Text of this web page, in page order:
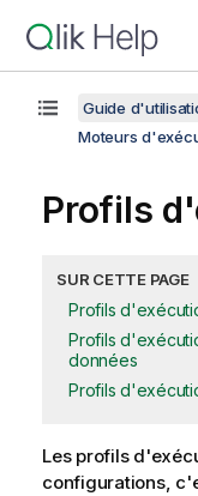
Guide
Moteurs
Profils
SUR CETTE PAGE
Profils
Profils
données
Profils
Les profils
configurations,